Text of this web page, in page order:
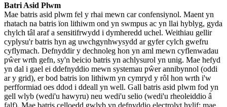
Batri Asid Plwm
Mae batris asid plwm fel y rhai mewn car confensiynol. Maent yn
rhatach na batris ïon lithiwm ond yn swmpus ac yn llai hyblyg, gyda
chylch tâl araf a sensitifrwydd i dymheredd uchel. Weithiau gellir
cyplysu'r batris hyn ag uwchgynhwysydd ar gyfer cylch gwefru
cyflymach. Defnyddir y dechnoleg hon yn aml mewn cyflenwadau
pŵer wrth gefn, sy'n beicio batris yn achlysurol yn unig. Mae hefyd
yn dal i gael ei ddefnyddio mewn systemau pŵer annibynnol (oddi
ar y grid), er bod batris ïon lithiwm yn cymryd y rôl hon wrth i'w
perfformiad oes ddod i ddeall yn well. Gall batris asid plwm fod yn
gell wlyb (wedi'u hawyru) neu wedi'u selio (wedi'u rheoleiddio â
falf). Mae batris celloedd gwlyb yn defnyddio electrolyt hylif; mae